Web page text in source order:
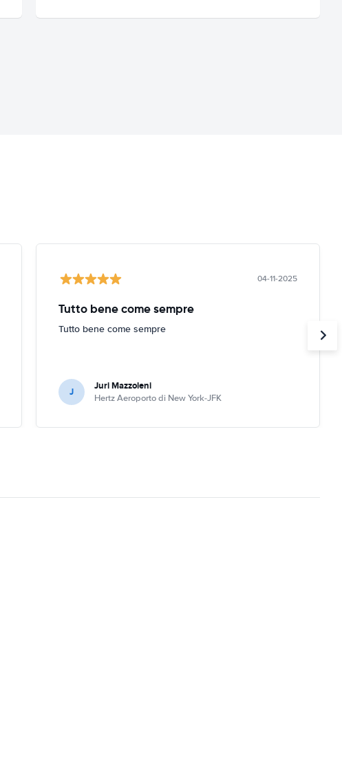
04-11-2025
Tutto bene come sempre
Tutto bene come sempre
J Juri Mazzoleni
Hertz Aeroporto di New York-JFK